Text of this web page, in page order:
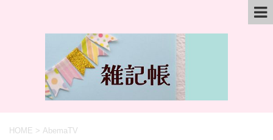
HOME > AbemaTV